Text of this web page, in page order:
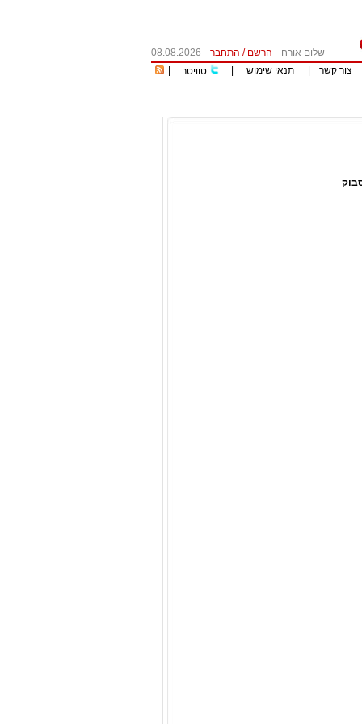
שלום אורח הרשם / התחבר
08.08.2026
צור קשר תנאי שימוש טוויטר